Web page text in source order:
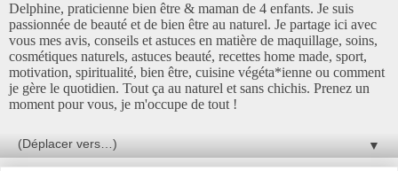
Delphine, praticienne bien être & maman de 4 enfants. Je suis
passionnée de beauté et de bien être au naturel. Je partage ici avec
vous mes avis, conseils et astuces en matière de maquillage, soins,
cosmétiques naturels, astuces beauté, recettes home made, sport,
motivation, spiritualité, bien être, cuisine végéta*ienne ou comment
je gère le quotidien. Tout ça au naturel et sans chichis. Prenez un
moment pour vous, je m'occupe de tout !
▼